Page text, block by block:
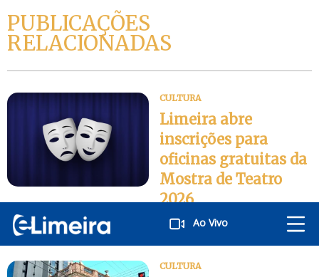
Ao Vivo
PUBLICAÇÕES
RELACIONADAS
CULTURA
Limeira abre
inscrições para
oficinas gratuitas da
Mostra de Teatro
2026
Publicado06/08/2026
CULTURA